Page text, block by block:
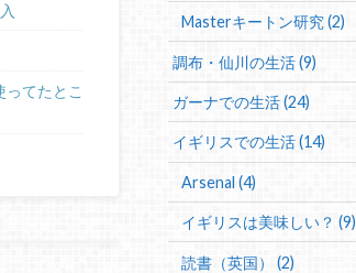
てたとこ
Masterキートン研究 (2)
調布・仙川の生活 (9)
ガーナでの生活 (24)
イギリスでの生活 (14)
Arsenal (4)
イギリスは美味しい？ (9)
読書（英国） (2)